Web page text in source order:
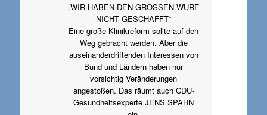
„WIR HABEN DEN GROSSEN WURF
NICHT GESCHAFFT“
Eine große Klinikreform sollte auf den
Weg gebracht werden. Aber die
auseinanderdriftenden Interessen von
Bund und Ländern haben nur
vorsichtig Veränderungen
angestoßen. Das räumt auch CDU-
Gesundheitsexperte JENS SPAHN